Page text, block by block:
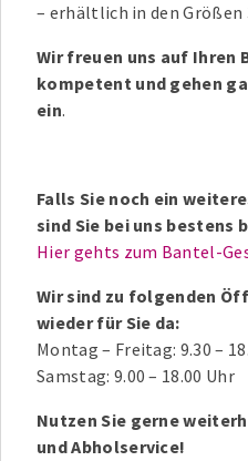
– erhältlich in den Größen
Wir freuen uns auf Ihren
kompetent und gehen
ein.
Falls Sie noch ein
sind Sie bei uns bestens
Hier gehts zum Bantel-
Wir sind zu folgenden
wieder für Sie da:
Montag – Freitag: 9.30 –
Samstag: 9.00 – 18.00 Uhr
Nutzen Sie gerne
und Abholservice!